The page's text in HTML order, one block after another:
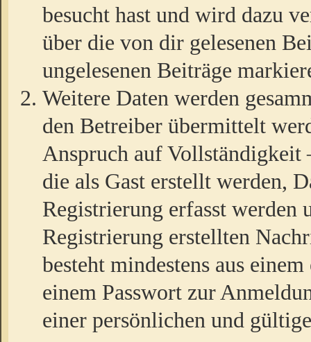
besucht hast und wird dazu
über die von dir gelesenen
ungelesenen Beiträge
Weitere Daten werden
den Betreiber übermittelt
Anspruch auf
die als Gast erstellt werden,
Registrierung erfasst werden
Registrierung erstellten
besteht mindestens aus
einem Passwort zur
einer persönlichen und